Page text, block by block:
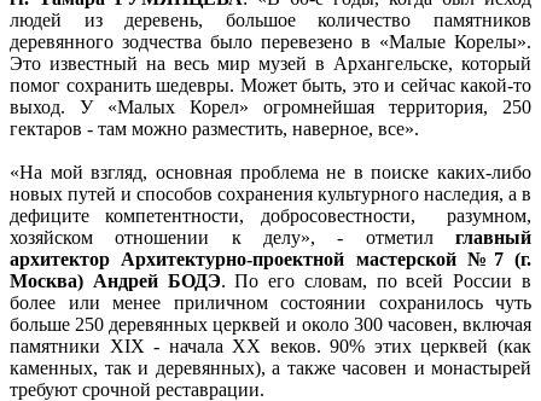
людей из деревень, большое количество памятников
деревянного зодчества было перевезено в «Малые Корелы».
Это известный на весь мир музей в Архангельске, который
помог сохранить шедевры. Может быть, это и сейчас какой-то
выход. У «Малых Корел» огромнейшая территория, 250
гектаров - там можно разместить, наверное, все».
«На мой взгляд, основная проблема не в поиске каких-либо
новых путей и способов сохранения культурного наследия, а в
дефиците компетентности, добросовестности, разумном,
хозяйском отношении к делу», - отметил главный
архитектор Архитектурно-проектной мастерской №7 (г.
Москва) Андрей БОДЭ. По его словам, по всей России в
более или менее приличном состоянии сохранилось чуть
больше 250 деревянных церквей и около 300 часовен, включая
памятники XIX - начала XX веков. 90% этих церквей (как
каменных, так и деревянных), а также часовен и монастырей
требуют срочной реставрации.